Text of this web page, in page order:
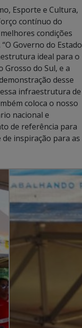
Esporte e Cultura,
contínuo do
condições
Governo do Estado
ideal para o
do Sul, e a
desse
infraestrutura de
coloca o nosso
nacional e
de referência para
inspiração para as